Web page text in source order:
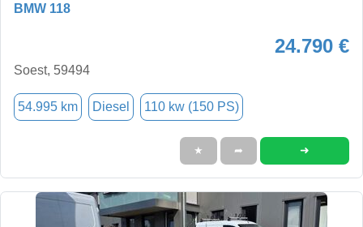
BMW 118
24.790 €
Soest, 59494
54.995 km Diesel 110 kw (150 PS)
★ ➦ ➜